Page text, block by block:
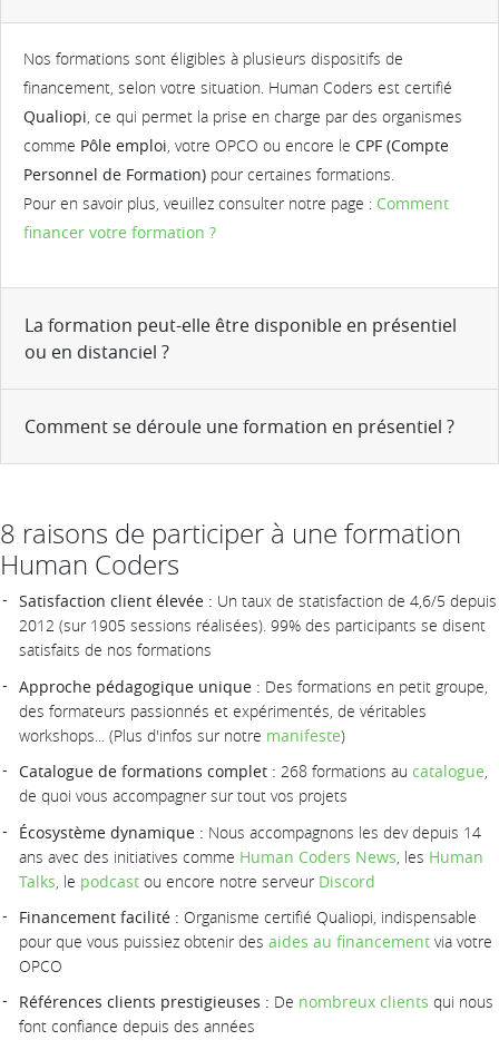
Nos formations sont éligibles à plusieurs dispositifs de
financement, selon votre situation. Human Coders est certifié
Qualiopi, ce qui permet la prise en charge par des organismes
comme Pôle emploi, votre OPCO ou encore le CPF (Compte
Personnel de Formation) pour certaines formations.
Pour en savoir plus, veuillez consulter notre page : Comment
financer votre formation ?
La formation peut-elle être disponible en présentiel
ou en distanciel ?
Comment se déroule une formation en présentiel ?
8 raisons de participer à une formation
Human Coders
Satisfaction client élevée : Un taux de statisfaction de 4,6/5 depuis
2012 (sur 1905 sessions réalisées). 99% des participants se disent
satisfaits de nos formations
Approche pédagogique unique : Des formations en petit groupe,
des formateurs passionnés et expérimentés, de véritables
workshops... (Plus d'infos sur notre manifeste)
Catalogue de formations complet : 268 formations au catalogue,
de quoi vous accompagner sur tout vos projets
Écosystème dynamique : Nous accompagnons les dev depuis 14
ans avec des initiatives comme Human Coders News , les Human
Talks , le podcast ou encore notre serveur Discord
Financement facilité : Organisme certifié Qualiopi, indispensable
pour que vous puissiez obtenir des aides au financement via votre
OPCO
Références clients prestigieuses : De nombreux clients qui nous
font confiance depuis des années